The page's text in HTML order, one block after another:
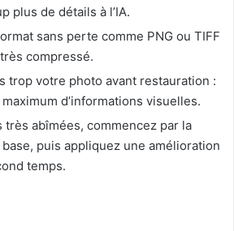
plus de détails à l’IA.
sans perte comme PNG ou TIFF
compressé.
trop votre photo avant restauration :
maximum d’informations visuelles.
très abîmées, commencez par la
puis appliquez une amélioration
temps.